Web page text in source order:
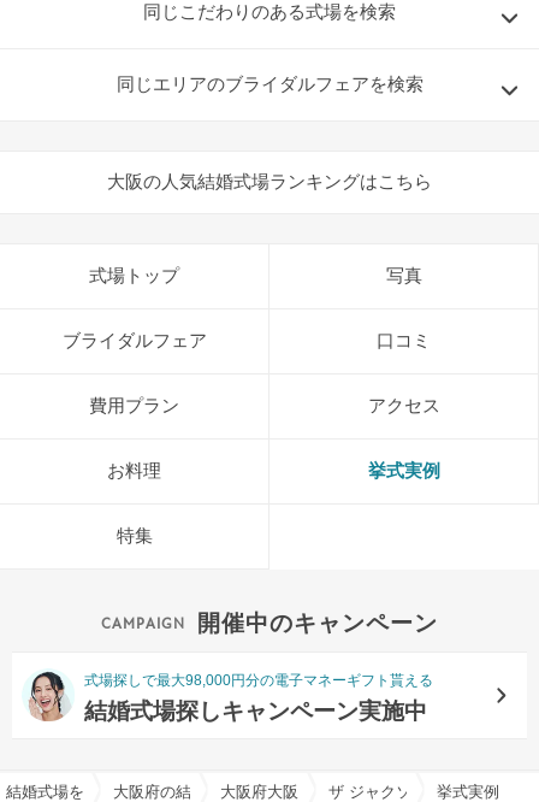
同じこだわりのある式場を検索
同じエリアのブライダルフェアを検索
大阪の人気結婚式場ランキングはこちら
式場トップ 写真
ブライダルフェア 口コミ
費用プラン アクセス
お料理 挙式実例
特集
開催中のキャンペーン
式場探しで最大98,000円分の電子マネーギフト貰える
結婚式場探しキャンペーン実施中
結婚式場を探すならハナユメ
大阪府の結婚式場一覧大阪府大阪市の結婚式場一覧ザ ジャクソン ガーデン（
挙式実例